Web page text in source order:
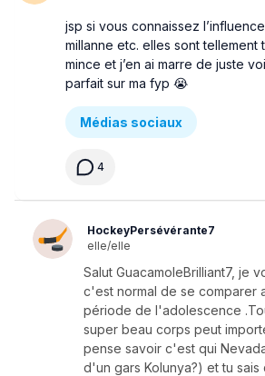
jsp si vous connaissez
millanne etc. elles sont tellement
mince et j’en ai marre de juste
parfait sur ma fyp 😭
Médias sociaux
4
HockeyPersévérante7
elle/elle
Salut GuacamoleBrilliant7, je
c'est normal de se comparer
période de l'adolescence
super beau corps peut
pense savoir c'est qui
d'un gars Kolunya?) et tu sais